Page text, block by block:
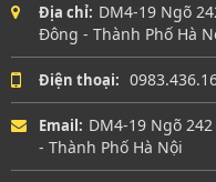
Địa chỉ: DM4-19 Ngõ
Đông - Thành Phố Hà
Điện thoại:
Email: DM4-19 Ngõ
- Thành Phố Hà Nội